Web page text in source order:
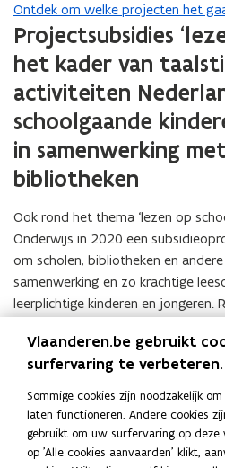
)Ontdek om welke projecten het
Projectsubsidies
het kader van
activiteiten
schoolgaande
in samenwerking
bibliotheken
Ook rond het thema ‘lezen op
Onderwijs in 2020 een
om scholen, bibliotheken en
samenwerking en zo krachtige
leerplichtige kinderen en jongeren.
grootsteden en de Vlaamse Rand,
aandacht.Voor verschillende
.
Deel deze pagina
Vlaanderen.be gebruikt
surfervaring te verbeteren.
Sommige cookies zijn noodzakelijk
laten functioneren. Andere cookies
gebruikt om uw surfervaring op
op 'Alle cookies aanvaarden' klikt,